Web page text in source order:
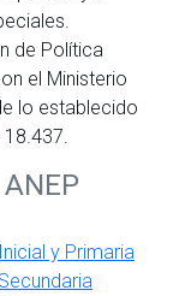
de Política
el Ministerio
lo establecido
18.437.
y Primaria